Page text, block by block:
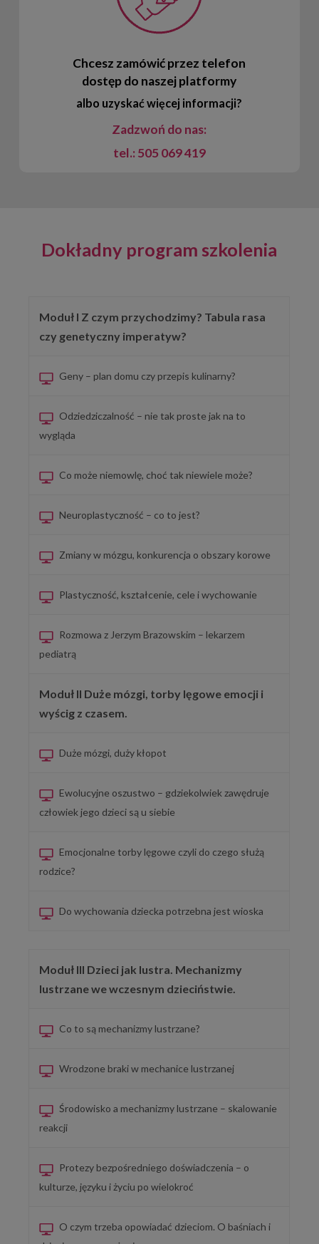
Chcesz zamówić przez telefon
dostęp do naszej platformy
albo uzyskać więcej informacji?
Zadzwoń do nas:
tel.: 505 069 419
Dokładny program szkolenia
Moduł I Z czym przychodzimy? Tabula rasa
czy genetyczny imperatyw?
Geny – plan domu czy przepis kulinarny?
Odziedziczalność – nie tak proste jak na to
wygląda
Co może niemowlę, choć tak niewiele może?
Neuroplastyczność – co to jest?
Zmiany w mózgu, konkurencja o obszary korowe
Plastyczność, kształcenie, cele i wychowanie
Rozmowa z Jerzym Brazowskim – lekarzem
pediatrą
Moduł II Duże mózgi, torby lęgowe emocji i
wyścig z czasem.
Duże mózgi, duży kłopot
Ewolucyjne oszustwo – gdziekolwiek zawędruje
człowiek jego dzieci są u siebie
Emocjonalne torby lęgowe czyli do czego służą
rodzice?
Do wychowania dziecka potrzebna jest wioska
Moduł III Dzieci jak lustra. Mechanizmy
lustrzane we wczesnym dzieciństwie.
Co to są mechanizmy lustrzane?
Wrodzone braki w mechanice lustrzanej
Środowisko a mechanizmy lustrzane – skalowanie
reakcji
Protezy bezpośredniego doświadczenia – o
kulturze, języku i życiu po wielokroć
O czym trzeba opowiadać dzieciom. O baśniach i